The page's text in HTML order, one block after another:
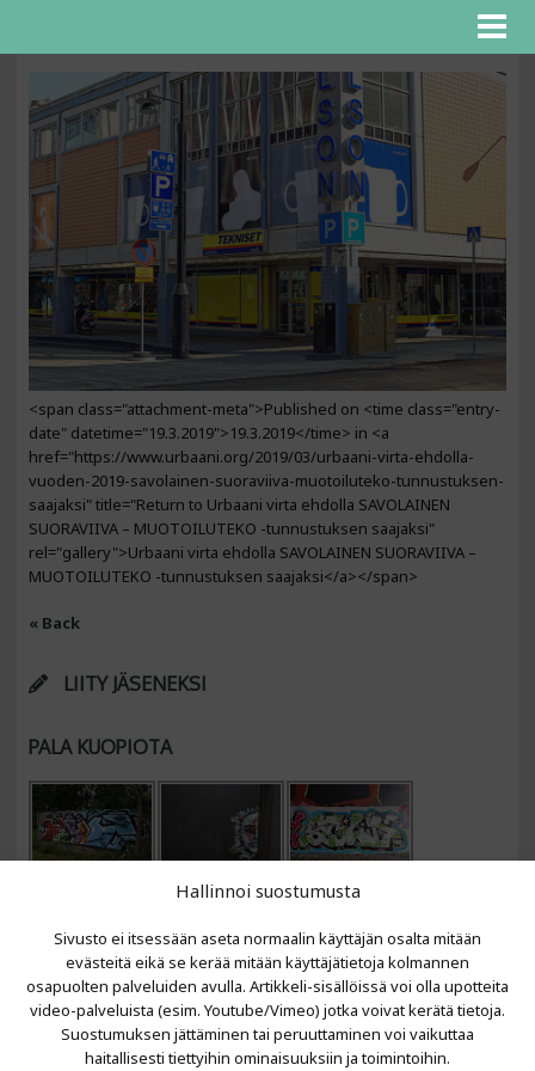
Hallinnoi suostumusta
Sivusto ei itsessään aseta normaalin käyttäjän osalta mitään
evästeitä eikä se kerää mitään käyttäjätietoja kolmannen
osapuolten palveluiden avulla. Artikkeli-sisällöissä voi olla upotteita
video-palveluista (esim. Youtube/Vimeo) jotka voivat kerätä tietoja.
Suostumuksen jättäminen tai peruuttaminen voi vaikuttaa
haitallisesti tiettyihin ominaisuuksiin ja toimintoihin.
<span class="attachment-meta">Published on <time class="entry-
date" datetime="19.3.2019">19.3.2019</time> in <a
href="https://www.urbaani.org/2019/03/urbaani-virta-ehdolla-
vuoden-2019-savolainen-suoraviiva-muotoiluteko-tunnustuksen-
saajaksi" title="Return to Urbaani virta ehdolla SAVOLAINEN
SUORAVIIVA – MUOTOILUTEKO -tunnustuksen saajaksi"
rel="gallery">Urbaani virta ehdolla SAVOLAINEN SUORAVIIVA –
MUOTOILUTEKO -tunnustuksen saajaksi</a></span>
« Back
LIITY JÄSENEKSI
PALA KUOPIOTA
VIIMEISIMMÄT ARTIKKELIT